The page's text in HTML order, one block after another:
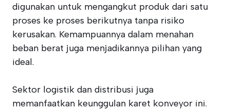
digunakan untuk mengangkut produk dari satu
proses ke proses berikutnya tanpa risiko
kerusakan. Kemampuannya dalam menahan
beban berat juga menjadikannya pilihan yang
ideal.
Sektor logistik dan distribusi juga
memanfaatkan keunggulan karet konveyor ini.